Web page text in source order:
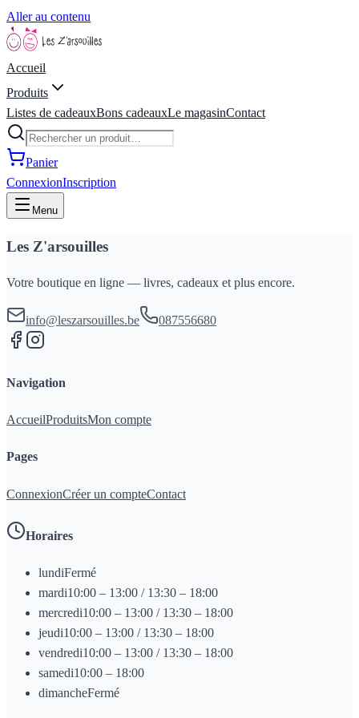
Aller au contenu
Accueil
Produits
Listes de cadeauxBons cadeauxLe magasinContact
Panier
ConnexionInscription
Menu
Les Z'arsouilles
Votre boutique en ligne — livres, cadeaux et plus encore.
info@leszarsouilles.be 087556680
Navigation
AccueilProduitsMon compte
Pages
ConnexionCréer un compteContact
Horaires
lundiFermé
mardi10:00 – 13:00 / 13:30 – 18:00
mercredi10:00 – 13:00 / 13:30 – 18:00
jeudi10:00 – 13:00 / 13:30 – 18:00
vendredi10:00 – 13:00 / 13:30 – 18:00
samedi10:00 – 18:00
dimancheFermé